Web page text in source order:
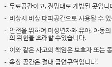
무료공간이고, 전망대로 개방된 곳입니
비상시 비상 대피공간으로 사용될 수
안전을 위하여 미성년자와 유아, 아동
의 위헌을 초래할 수있습니다.
이와 같은 사고의 책임은 보호자 또는
옥상 공간은 절대 금연구역입니다.